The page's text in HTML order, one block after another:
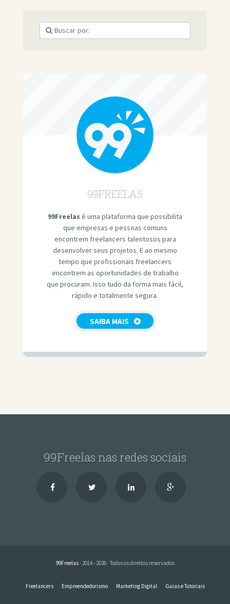
99FREELAS
99Freelas é uma plataforma que possibilita
que empresas e pessoas comuns
encontrem freelancers talentosos para
desenvolver seus projetos. E ao mesmo
tempo que profissionais freelancers
encontrem as oportunidades de trabalho
que procuram. Isso tudo da forma mais fácil,
rápido e totalmente segura.
SAIBA MAIS
99Freelas nas redes sociais
99Freelas· 2014 - 2026 · Todos os direitos reservados
Freelancers Empreendedorismo Marketing Digital Guias e Tutoriais